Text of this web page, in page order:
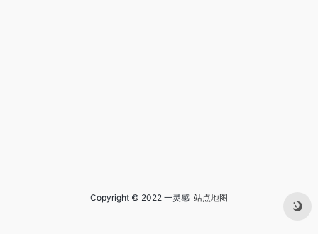
Copyright © 2022 一灵感 站点地图